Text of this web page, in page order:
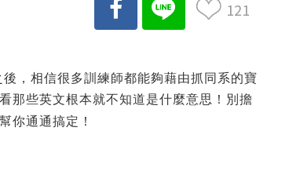
121
後，相信很多訓練師都能夠藉由抓同系的寶
那些英文根本就不知道是什麼意思！別擔
你通通搞定！